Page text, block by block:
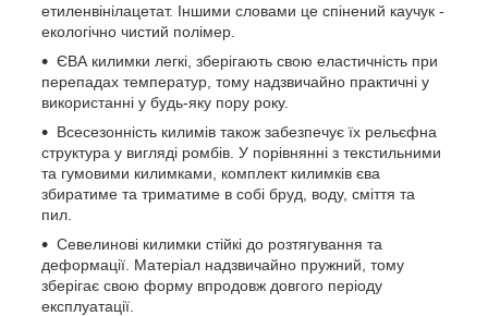
етиленвінілацетат. Іншими словами це спінений каучук -
екологічно чистий полімер.
ЄВА килимки легкі, зберігають свою еластичність при
перепадах температур, тому надзвичайно практичні у
використанні у будь-яку пору року.
Всесезонність килимів також забезпечує їх рельєфна
структура у вигляді ромбів. У порівнянні з текстильними
та гумовими килимками, комплект килимків єва
збиратиме та триматиме в собі бруд, воду, сміття та
пил.
Севелинові килимки стійкі до розтягування та
деформації. Матеріал надзвичайно пружний, тому
зберігає свою форму впродовж довгого періоду
експлуатації.